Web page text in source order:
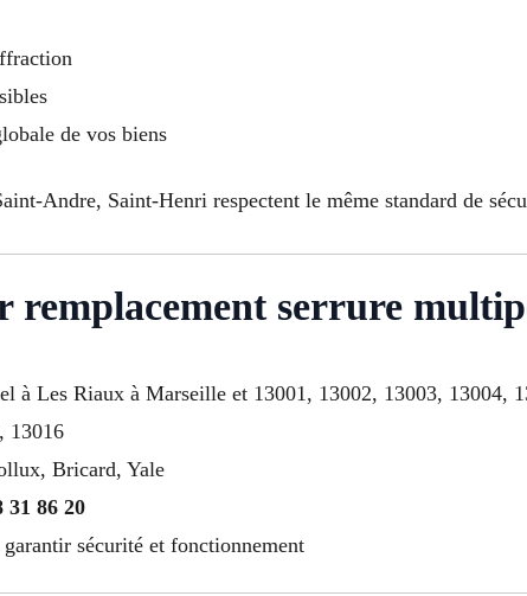
de vos biens
Andre, Saint-Henri respectent le même standard de
remplacement serrure
à Les Riaux à Marseille et 13001, 13002, 13003, 13004,
13016
Bricard, Yale
31 86 20
sécurité et fonctionnement